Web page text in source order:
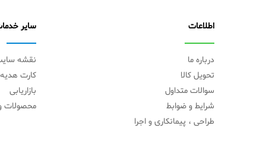
اطلاعات
درباره ما
تحویل کالا
سوالات متداول
شرایط و ضوابط
طراحی ، پیمانکاری و اجرا
سایر
نقشه
کارت هدیه
بازاریابی
محصولات